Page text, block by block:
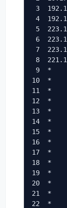
3
4
5
6
7
8
9  *
10  *
11  *
12  *
13  *
14  *
15  *
16  *
17  *
18  *
19  *
20  *
21  *
22  *